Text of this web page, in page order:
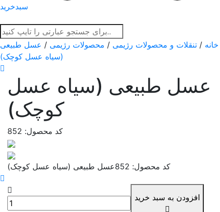
سبدخرید
خانه / تنقلات و محصولات رژیمی / محصولات رژیمی / عسل طبیعی
(سیاه عسل کوچک)
عسل طبیعی (سیاه عسل
کوچک)
کد محصول: 852
عسل طبیعی (سیاه عسل کوچک) کد محصول: 852
افزودن به سبد خرید